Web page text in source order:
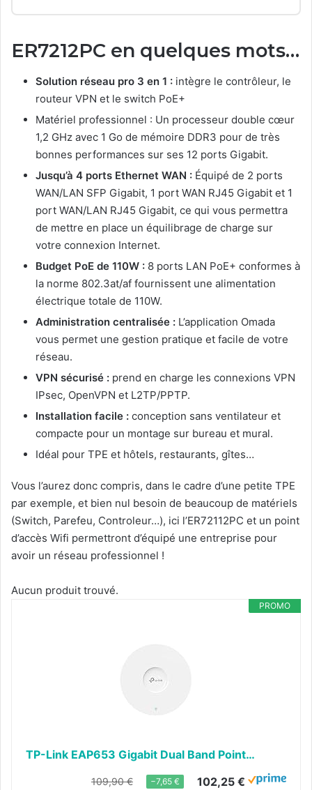
ER7212PC en quelques mots…
Solution réseau pro 3 en 1 : intègre le contrôleur, le
routeur VPN et le switch PoE+
Matériel professionnel : Un processeur double cœur
1,2 GHz avec 1 Go de mémoire DDR3 pour de très
bonnes performances sur ses 12 ports Gigabit.
Jusqu’à 4 ports Ethernet WAN : Équipé de 2 ports
WAN/LAN SFP Gigabit, 1 port WAN RJ45 Gigabit et 1
port WAN/LAN RJ45 Gigabit, ce qui vous permettra
de mettre en place un équilibrage de charge sur
votre connexion Internet.
Budget PoE de 110W : 8 ports LAN PoE+ conformes à
la norme 802.3at/af fournissent une alimentation
électrique totale de 110W.
Administration centralisée : L’application Omada
vous permet une gestion pratique et facile de votre
réseau.
VPN sécurisé : prend en charge les connexions VPN
IPsec, OpenVPN et L2TP/PPTP.
Installation facile : conception sans ventilateur et
compacte pour un montage sur bureau et mural.
Idéal pour TPE et hôtels, restaurants, gîtes…
Vous l’aurez donc compris, dans le cadre d’une petite TPE
par exemple, et bien nul besoin de beaucoup de matériels
(Switch, Parefeu, Controleur…), ici l’ER72112PC et un point
d’accès Wifi permettront d’équipé une entreprise pour
avoir un réseau professionnel !
Aucun produit trouvé.
PROMO
TP-Link EAP653 Gigabit Dual Band Point…
109,90 € −7,65 € 102,25 €